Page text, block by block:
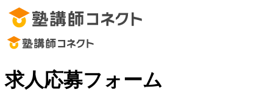
求人応募フォーム